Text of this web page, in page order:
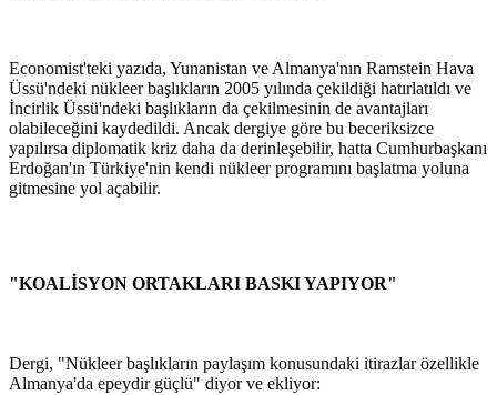
Economist'teki yazıda, Yunanistan ve Almanya'nın Ramstein Hava
Üssü'ndeki nükleer başlıkların 2005 yılında çekildiği hatırlatıldı ve
İncirlik Üssü'ndeki başlıkların da çekilmesinin de avantajları
olabileceğini kaydedildi. Ancak dergiye göre bu beceriksizce
yapılırsa diplomatik kriz daha da derinleşebilir, hatta Cumhurbaşkanı
Erdoğan'ın Türkiye'nin kendi nükleer programını başlatma yoluna
gitmesine yol açabilir.
"KOALİSYON ORTAKLARI BASKI YAPIYOR"
Dergi, "Nükleer başlıkların paylaşım konusundaki itirazlar özellikle
Almanya'da epeydir güçlü" diyor ve ekliyor: